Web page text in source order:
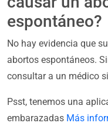
espontáneo?
No hay evidencia que
abortos espontáneos.
consultar a un médico
Psst, tenemos una
embarazadas Más